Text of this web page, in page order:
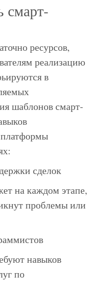
смарт-
ресурсов,
реализацию
в
шаблонов смарт-
сделок
на каждом этапе,
проблемы или
навыков
по